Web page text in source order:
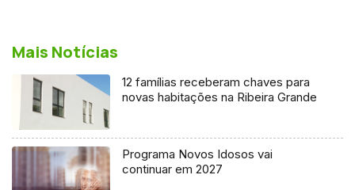
Mais Notícias
12 famílias receberam chaves para
novas habitações na Ribeira Grande
Programa Novos Idosos vai
continuar em 2027